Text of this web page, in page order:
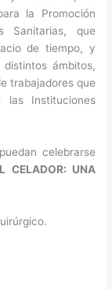
la Promoción
Sanitarias, que
de tiempo, y
ámbitos,
trabajadores que
Instituciones
celebrarse
CELADOR: UNA